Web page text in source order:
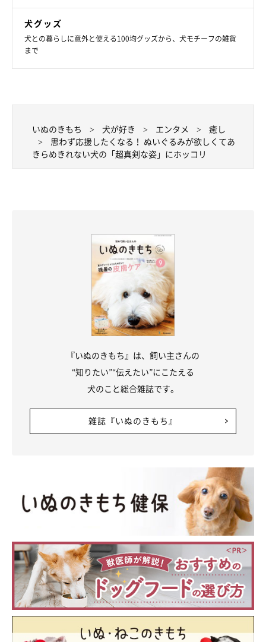
犬グッズ
犬との暮らしに意外と使える100均グッズから、犬モチーフの雑貨
まで
いぬのきもち 犬が好き エンタメ
癒し
思わず応援したくなる！ ぬいぐるみが欲しくてあ
きらめきれない犬の「超真剣な姿」にホッコリ
『いぬのきもち』は、飼い主さんの
“知りたい”“伝えたい”にこたえる
犬のこと総合雑誌です。
雑誌『いぬのきもち』